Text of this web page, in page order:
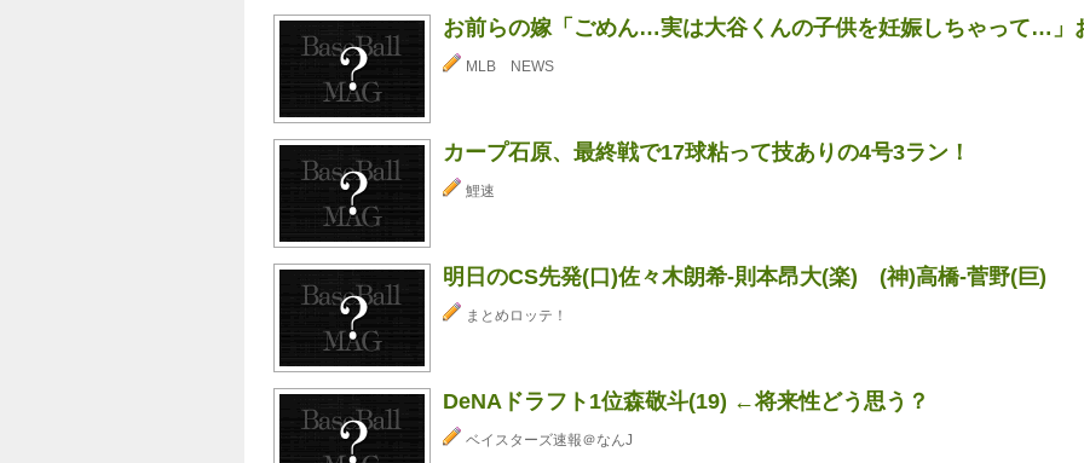
お前らの嫁「ごめん…実は大谷くんの子供を妊娠しちゃって…」
MLB NEWS
カープ石原、最終戦で17球粘って技ありの4号3ラン！
鯉速
明日のCS先発(口)佐々木朗希-則本昂大(楽) (神)高橋-菅野(巨)
まとめロッテ！
DeNAドラフト1位森敬斗(19) ←将来性どう思う？
ベイスターズ速報＠なんJ